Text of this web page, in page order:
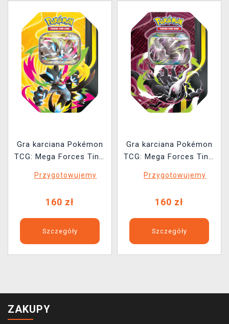
Gra karciana Pokémon
TCG: Mega Forces Tin -
Przygotowujemy
160 zł
Szczegóły
Gra karciana Pokémon
TCG: Mega Forces Tin -
Przygotowujemy
160 zł
Szczegóły
ZAKUPY